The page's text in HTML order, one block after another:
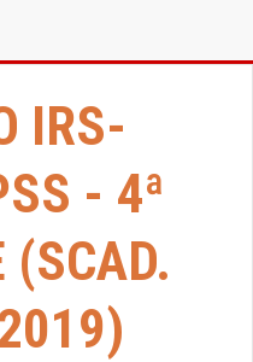
IRS-
- 4ª
(SCAD.